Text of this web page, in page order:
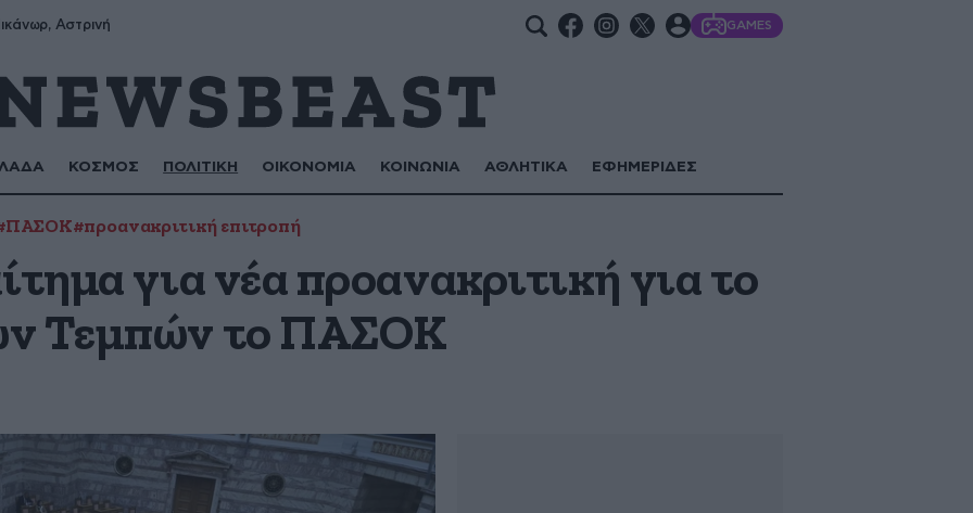
Αστρινή GAMES
ΚΟΣΜΟΣ ΠΟΛΙΤΙΚΗ ΟΙΚΟΝΟΜΙΑ ΚΟΙΝΩΝΙΑ ΑΘΛΗΤΙΚΑ ΕΦΗΜΕΡΙΔΕΣ
#προανακριτική επιτροπή
για νέα προανακριτική για το
Τεμπών το ΠΑΣΟΚ